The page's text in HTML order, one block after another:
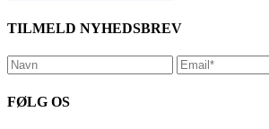
TILMELD NYHEDSBREV
FØLG OS